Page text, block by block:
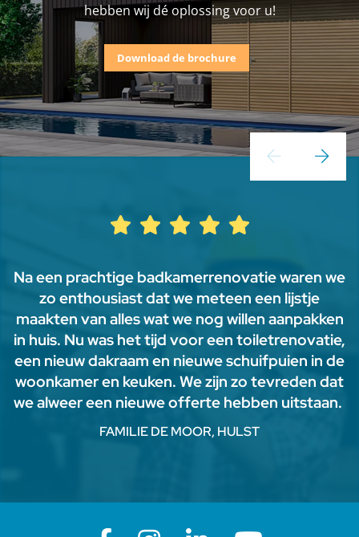
hebben wij dé oplossing voor u!
Download de brochure
Na een prachtige badkamerrenovatie waren we
zo enthousiast dat we meteen een lijstje
maakten van alles wat we nog willen aanpakken
in huis. Nu was het tijd voor een toiletrenovatie,
een nieuw dakraam en nieuwe schuifpuien in de
woonkamer en keuken. We zijn zo tevreden dat
we alweer een nieuwe offerte hebben uitstaan.
FAMILIE DE MOOR, HULST